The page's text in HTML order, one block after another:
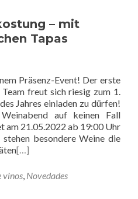
– mit
Tapas
Präsenz-Event! Der erste
freut sich riesig zum 1.
Jahres einladen zu dürfen!
auf keinen Fall
am 21.05.2022 ab 19:00 Uhr
besondere Weine die
[…]
vinos, Novedades